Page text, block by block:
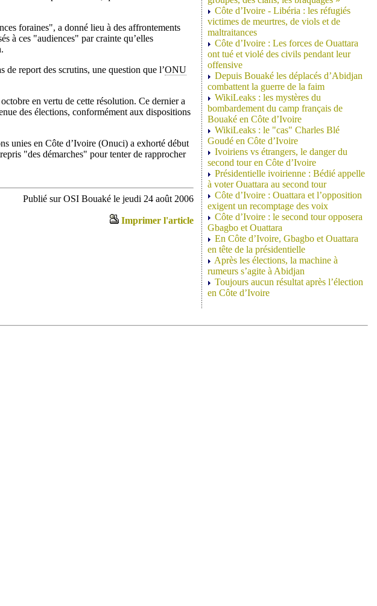
foraines", a donné lieu à des affrontements
à ces "audiences" par crainte qu’elles
report des scrutins, une question que l’ONU
en vertu de cette résolution. Ce dernier a
des élections, conformément aux dispositions
unies en Côte d’Ivoire (Onuci) a exhorté début
"des démarches" pour tenter de rapprocher
Publié sur OSI Bouaké le jeudi 24 août 2006
Imprimer l'article
Côte d’Ivoire - Libéria : les réfugiés
victimes de meurtres, de viols et de
maltraitances
Côte d’Ivoire : Les forces de Ouattara
ont tué et violé des civils pendant leur
offensive
Depuis Bouaké les déplacés d’Abidjan
combattent la guerre de la faim
WikiLeaks : les mystères du
bombardement du camp français de
Bouaké en Côte d’Ivoire
WikiLeaks : le "cas" Charles Blé
Goudé en Côte d’Ivoire
Ivoiriens vs étrangers, le danger du
second tour en Côte d’Ivoire
Présidentielle ivoirienne : Bédié appelle
à voter Ouattara au second tour
Côte d’Ivoire : Ouattara et l’opposition
exigent un recomptage des voix
Côte d’Ivoire : le second tour opposera
Gbagbo et Ouattara
En Côte d’Ivoire, Gbagbo et Ouattara
en tête de la présidentielle
Après les élections, la machine à
rumeurs s’agite à Abidjan
Toujours aucun résultat après l’élection
en Côte d’Ivoire